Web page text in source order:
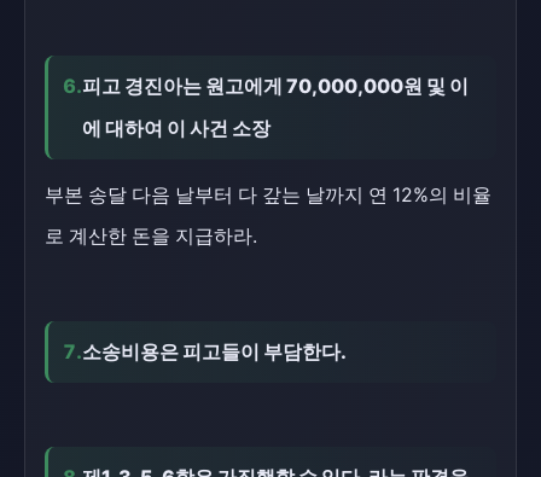
6.피고 경진아는 원고에게 70,000,000원 및 이
에 대하여 이 사건 소장
부본 송달 다음 날부터 다 갚는 날까지 연 12%의 비율
로 계산한 돈을 지급하라.
7.소송비용은 피고들이 부담한다.